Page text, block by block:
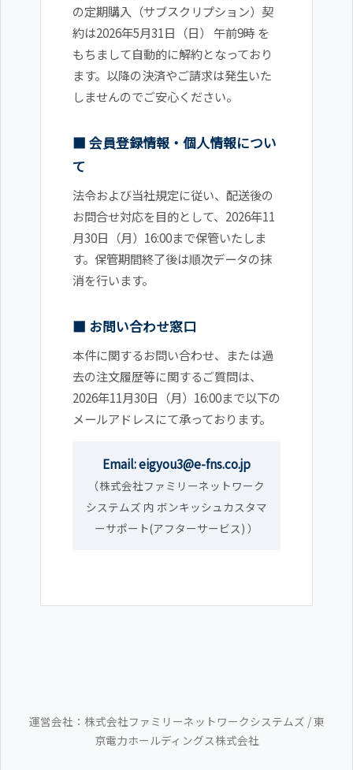
の定期購入（サブスクリプション）契
約は2026年5月31日（日） 午前9時 を
もちまして自動的に解約となっており
ます。以降の決済やご請求は発生いた
しませんのでご安心ください。
■ 会員登録情報・個人情報につい
て
法令および当社規定に従い、配送後の
お問合せ対応を目的として、2026年11
月30日（月）16:00まで保管いたしま
す。保管期間終了後は順次データの抹
消を行います。
■ お問い合わせ窓口
本件に関するお問い合わせ、または過
去の注文履歴等に関するご質問は、
2026年11月30日（月）16:00まで以下の
メールアドレスにて承っております。
Email: eigyou3@e-fns.co.jp
（株式会社ファミリーネットワーク
システムズ 内 ボンキッシュカスタマ
ーサポート(アフターサービス) ）
運営会社：株式会社ファミリーネットワークシステムズ / 東
京電力ホールディングス株式会社